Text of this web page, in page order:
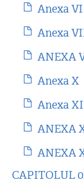
Anexa VI
Anexa
ANEXA
Anexa X
Anexa XI
ANEXA
ANEXA
CAPITOLUL